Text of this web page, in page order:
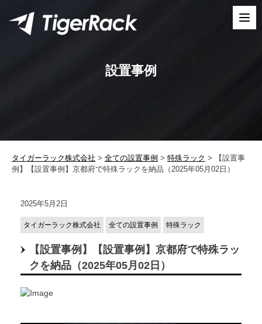
content
設置事例
タイガーラック株式会社 > 全ての設置事例 > 特殊ラック >
【設置事
例】【設置事例】京都府で特殊ラックを納品（2025年05月02日）
2025年5月2日
タイガーラック株式会社 全ての設置事例 特殊ラック
【設置事例】【設置事例】京都府で特殊ラッ
クを納品（2025年05月02日）